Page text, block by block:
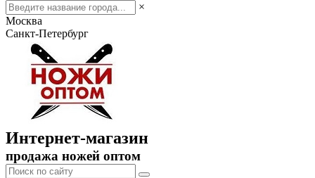
×
Москва
Санкт-Петербург
Интернет-магазин
продажа ножей оптом